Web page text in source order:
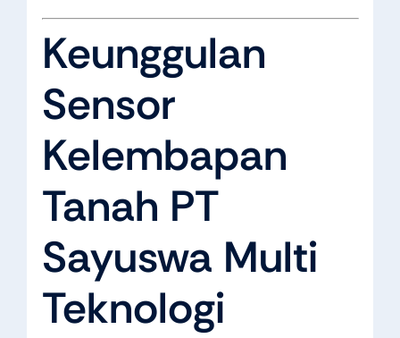
Keunggulan
Sensor
Kelembapan
Tanah PT
Sayuswa Multi
Teknologi